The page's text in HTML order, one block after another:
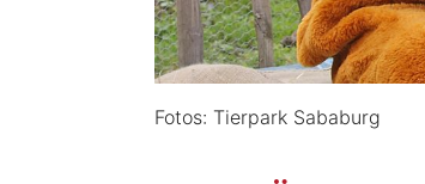
Fotos: Tierpark Sababurg